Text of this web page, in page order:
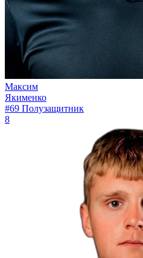
Максим
Якименко
#69 Полузащитник
8